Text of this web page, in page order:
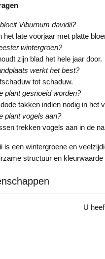
Viburnum davidii?
het late voorjaar met platte
wintergroen?
zijn blad het hele jaar door.
werkt het best?
tot schaduw.
plant gesnoeid worden?
takken indien nodig in het
plant vogels aan?
trekken vogels aan in de
is een wintergroene en
structuur en
U